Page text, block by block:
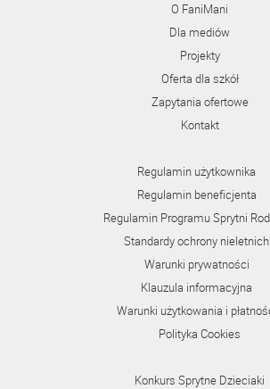
O FaniMani
Dla mediów
Projekty
Oferta dla szkół
Zapytania ofertowe
Kontakt
Regulamin użytkownika
Regulamin beneficjenta
Regulamin Programu Sprytni
Standardy ochrony nieletnich
Warunki prywatności
Klauzula informacyjna
Warunki użytkowania i
Polityka Cookies
Konkurs Sprytne Dzieciaki